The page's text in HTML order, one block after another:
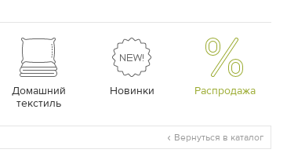
Домашний
текстиль
Новинки Распродажа
Вернуться в каталог